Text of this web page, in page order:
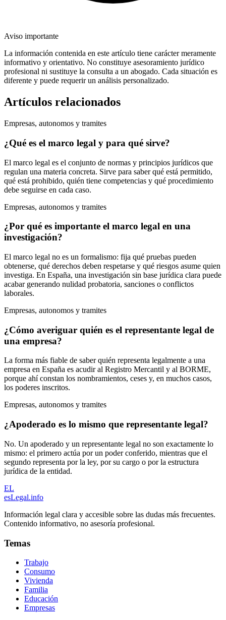
Aviso importante
La información contenida en este artículo tiene carácter meramente
informativo y orientativo. No constituye asesoramiento jurídico
profesional ni sustituye la consulta a un abogado. Cada situación es
diferente y puede requerir un análisis personalizado.
Artículos relacionados
Empresas, autonomos y tramites
¿Qué es el marco legal y para qué sirve?
El marco legal es el conjunto de normas y principios jurídicos que
regulan una materia concreta. Sirve para saber qué está permitido,
qué está prohibido, quién tiene competencias y qué procedimiento
debe seguirse en cada caso.
Empresas, autonomos y tramites
¿Por qué es importante el marco legal en una
investigación?
El marco legal no es un formalismo: fija qué pruebas pueden
obtenerse, qué derechos deben respetarse y qué riesgos asume quien
investiga. En España, una investigación sin base jurídica clara puede
acabar generando nulidad probatoria, sanciones o conflictos
laborales.
Empresas, autonomos y tramites
¿Cómo averiguar quién es el representante legal de
una empresa?
La forma más fiable de saber quién representa legalmente a una
empresa en España es acudir al Registro Mercantil y al BORME,
porque ahí constan los nombramientos, ceses y, en muchos casos,
los poderes inscritos.
Empresas, autonomos y tramites
¿Apoderado es lo mismo que representante legal?
No. Un apoderado y un representante legal no son exactamente lo
mismo: el primero actúa por un poder conferido, mientras que el
segundo representa por la ley, por su cargo o por la estructura
jurídica de la entidad.
EL
esLegal.info
Información legal clara y accesible sobre las dudas más frecuentes.
Contenido informativo, no asesoría profesional.
Temas
Trabajo
Consumo
Vivienda
Familia
Educación
Empresas